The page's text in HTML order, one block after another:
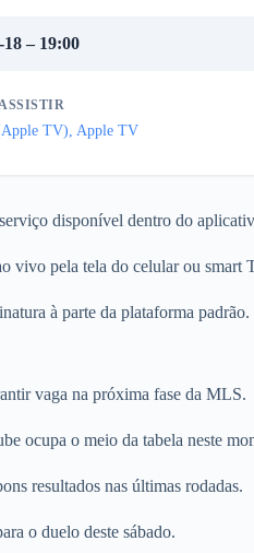
18 – 19:00
TV), Apple TV
disponível dentro do
vivo pela tela do celular ou smart
à parte da plataforma padrão.
vaga na próxima fase da MLS.
ocupa o meio da tabela neste
resultados nas últimas rodadas.
o duelo deste sábado.